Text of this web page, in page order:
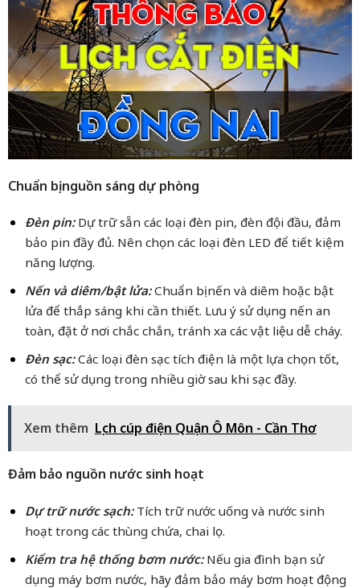
Chuẩn bị nguồn sáng dự phòng
Đèn pin:Dự trữ sẵn các loại đèn pin, đèn đội đầu, đảm
bảo pin đầy đủ. Nên chọn các loại đèn LED để tiết kiệm
năng lượng.
Nến và diêm/bật lửa:Chuẩn bị nến và diêm hoặc bật
lửa để thắp sáng khi cần thiết. Lưu ý sử dụng nến an
toàn, đặt ở nơi chắc chắn, tránh xa các vật liệu dễ cháy.
Đèn sạc:Các loại đèn sạc tích điện là một lựa chọn tốt,
có thể sử dụng trong nhiều giờ sau khi sạc đầy.
Xem thêm Lịch cúp điện Quận Ô Môn - Cần Thơ
Đảm bảo nguồn nước sinh hoạt
Dự trữ nước sạch:Tích trữ nước uống và nước sinh
hoạt trong các thùng chứa, chai lọ.
Kiểm tra hệ thống bơm nước:Nếu gia đình bạn sử
dụng máy bơm nước, hãy đảm bảo máy bơm hoạt động